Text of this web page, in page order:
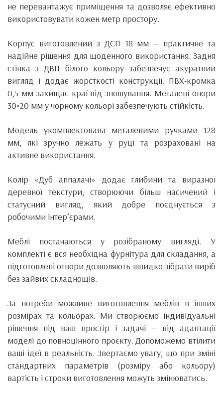
не перевантажує приміщення та дозволяє ефективно
використовувати кожен метр простору.
Корпус виготовлений з ДСП 18 мм — практичне та
надійне рішення для щоденного використання. Задня
стінка з ДВП білого кольору забезпечує акуратний
вигляд і додає жорсткості конструкції. ПВХ-кромка
0,5 мм захищає краї від зношування. Металеві опори
30×20 мм у чорному кольорі забезпечують стійкість.
Модель укомплектована металевими ручками 128
мм, які зручно лежать у руці та розраховані на
активне використання.
Колір «Дуб аппалачі» додає глибини та виразної
деревної текстури, створюючи більш насичений і
статусний вигляд, який добре поєднується з
робочими інтер’єрами.
Меблі постачаються у розібраному вигляді. У
комплекті є вся необхідна фурнітура для складання, а
підготовлені отвори дозволяють швидко зібрати виріб
без зайвих складнощів.
За потреби можливе виготовлення меблів в інших
розмірах та кольорах. Ми створюємо індивідуальні
рішення під ваш простір і задачі — від адаптації
моделі до повноцінного проєкту. Допоможемо втілити
ваші ідеї в реальність. Звертаємо увагу, що при зміні
стандартних параметрів (розміру або кольору)
вартість і строки виготовлення можуть змінюватись.